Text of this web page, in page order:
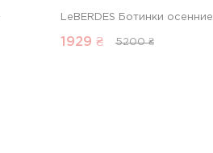
LeBERDES Ботинки осенние
1929 ₴ 5200 ₴